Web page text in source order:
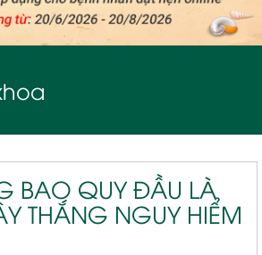
BAO QUY ĐẦU LÀ
THẮNG NGUY HIỂM